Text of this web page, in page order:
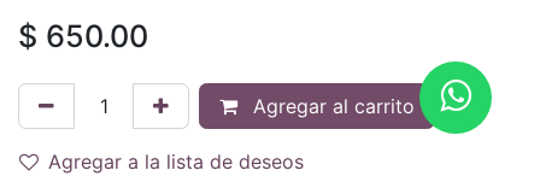
$ 650.00
Agregar al carrito
Agregar a la lista de deseos